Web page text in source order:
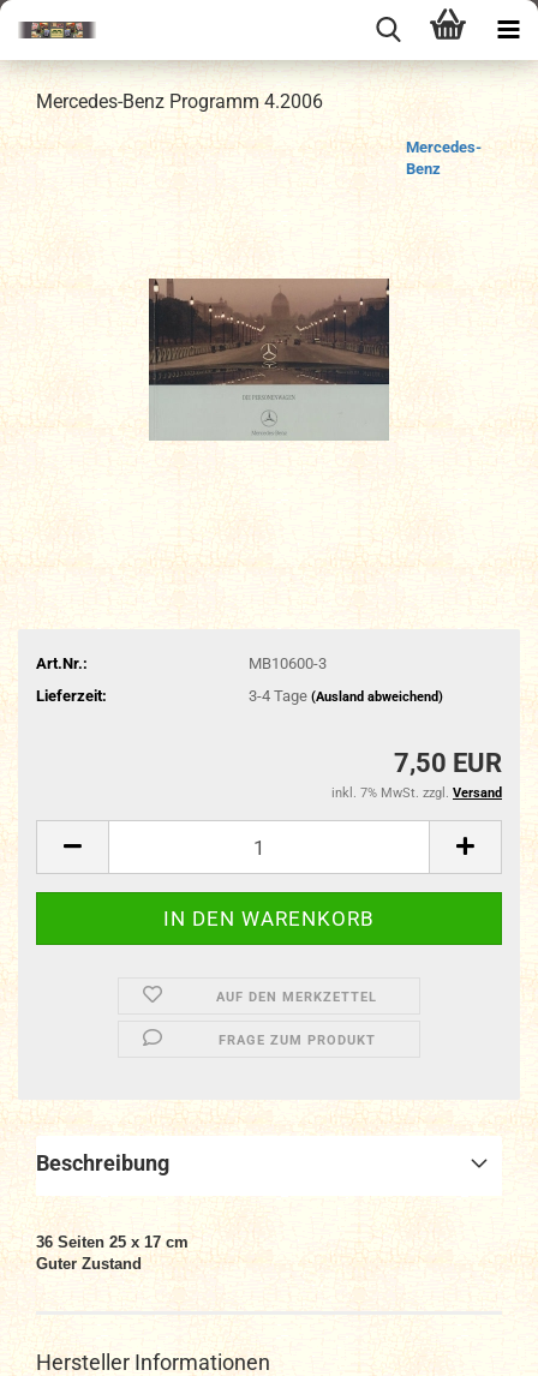
Mercedes-Benz Programm 4.2006
Mercedes-
Benz
Art.Nr.:
MB10600-3
Lieferzeit:
3-4 Tage (Ausland abweichend)
7,50 EUR
inkl. 7% MwSt. zzgl. Versand
AUF DEN MERKZETTEL
FRAGE ZUM PRODUKT
Beschreibung
36 Seiten 25 x 17 cm
Guter Zustand
Hersteller Informationen